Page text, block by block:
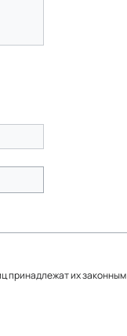
принадлежат их законным